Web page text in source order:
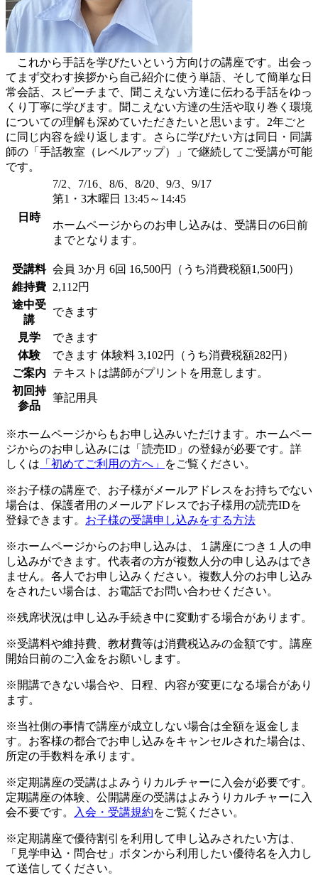
これから手話を学びたいという方向けの講座です。出会っ
てまず交わす挨拶から自己紹介に使う単語、そして簡単な日
常会話、スピーチまで、聞こえない方達に伝わる手話をゆっ
くり丁寧に学びます。聞こえない方達の生活や取り巻く環境
についての理解も深めていただきたいと思います。2年ごと
に同じ内容を繰り返します。さらに学びたい方は同日・同講
師の「手話教室（レベルアップ）」で継続してご受講が可能
です。
日時
7/2、7/16、8/6、8/20、9/3、9/17
第1・3木曜日 13:45～14:45
ホームページからのお申し込みは、受講日の6日前
までとなります。
受講料 会員 3か月 6回 16,500円（うち消費税額1,500円）
維持費
2,112円
途中受
講
できます
見学
できます
体験
できます 体験料 3,102円（うち消費税額282円）
ご案内
テキストは講師がプリントを用意します。
初回持
参品
筆記用具
※ホームページからもお申し込みいただけます。ホームペー
ジからのお申し込みには「読売ID」の登録が必要です。詳
しくは 「初めてご利用の方へ」 をご覧ください。
※お子様の講座で、お子様がメールアドレスをお持ちでない
場合は、保護者用のメールアドレスでお子様用の読売IDを
登録できます。 お子様の受講申し込みをする方法
※ホームページからのお申し込みは、１講座につき１人の申
し込みができます。代表者の方が複数人分の申し込みはでき
ません。各人でお申し込みください。複数人分のお申し込み
をされたい場合は、お電話でお問い合わせください。
※残席状況は申し込み手続き中に変動する場合があります。
※受講料や維持費、教材費等は消費税込みの金額です。講座
開始日前のご入金をお願いします。
※開講できない場合や、日程、内容が変更になる場合があり
ます。
※当社側の事情で講座が成立しない場合は全額を返金しま
す。お客様の都合でお申し込みをキャンセルされた場合は、
所定の手数料を承ります。
※定期講座の受講はよみうりカルチャーに入会が必要です。
定期講座の体験、公開講座の受講はよみうりカルチャーに入
会不要です。
入会・受講規約をご覧ください。
※定期講座で優待割引を利用して申し込みされたい方は、
「見学申込・問合せ」ボタンから利用したい優待名を入力し
て送信してください。